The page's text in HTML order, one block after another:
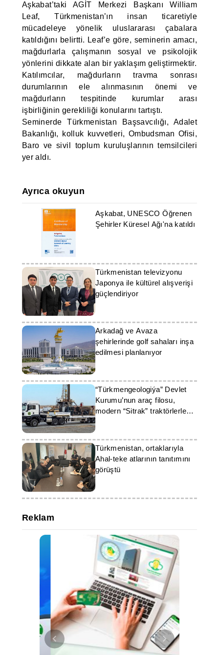
Aşkabat’taki AGİT Merkezi Başkanı William
Leaf, Türkmenistan’ın insan ticaretiyle
mücadeleye yönelik uluslararası çabalara
katıldığını belirtti. Leaf’e göre, seminerin amacı,
mağdurlarla çalışmanın sosyal ve psikolojik
yönlerini dikkate alan bir yaklaşım geliştirmektir.
Katılımcılar, mağdurların travma sonrası
durumlarının ele alınmasının önemi ve
mağdurların tespitinde kurumlar arası
işbirliğinin gerekliliği konularını tartıştı.
Seminerde Türkmenistan Başsavcılığı, Adalet
Bakanlığı, kolluk kuvvetleri, Ombudsman Ofisi,
Baro ve sivil toplum kuruluşlarının temsilcileri
yer aldı.
Ayrıca okuyun
Aşkabat, UNESCO Öğrenen
Şehirler Küresel Ağı'na katıldı
Türkmenistan televizyonu
Japonya ile kültürel alışverişi
güçlendiriyor
Arkadağ ve Avaza
şehirlerinde golf sahaları inşa
edilmesi planlanıyor
“Türkmengeologiýa” Devlet
Kurumu’nun araç filosu,
modern “Sitrak” traktörlerle
güçlendirildi
Türkmenistan, ortaklarıyla
Ahal-teke atlarının tanıtımını
görüştü
Reklam